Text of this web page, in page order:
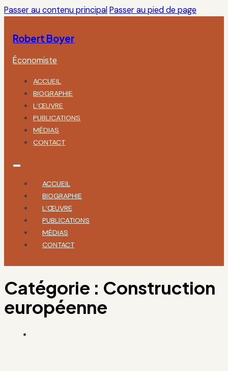
Passer au contenu principal Passer au pied de page
Robert Boyer
Économiste
ACCUEIL
BIOGRAPHIE
L’ŒUVRE
PUBLICATIONS
MÉDIAS
CONTACT
ACCUEIL
BIOGRAPHIE
L’ŒUVRE
PUBLICATIONS
MÉDIAS
CONTACT
Catégorie : Construction
européenne